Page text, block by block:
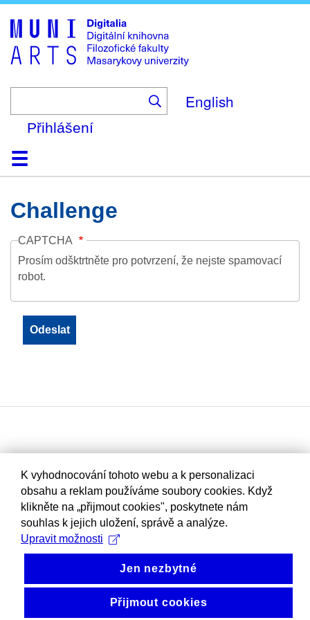
to
main
content
English
Přihlášení
DomůKolekce
Prohlížení
Vyhledávání
O platformě
Nápověda
KontaktDigitalia
Challenge
CAPTCHA
Prosím odšktrtněte pro potvrzení, že nejste spamovací
robot.
K vyhodnocování tohoto webu a k personalizaci
obsahu a reklam používáme soubory cookies. Když
klikněte na „přijmout cookies", poskytnete nám
souhlas k jejich uložení, správě a analýze.
Upravit možnosti
Jen nezbytné
Přijmout cookies